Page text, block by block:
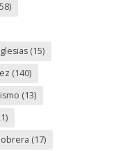
(15)
(140)
(13)
obrera (17)